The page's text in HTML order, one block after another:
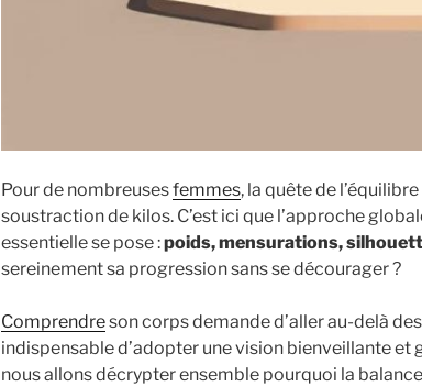
Pour de nombreusesfemmes, la quête de
soustraction de kilos. C’est ici que l’approche
essentielle se pose :poids, mensurations,
sereinement sa progression sans se décourager ?
Comprendreson corps demande d’aller au-delà
indispensable d’adopter une vision bienveillante
nous allons décrypter ensemble pourquoi la